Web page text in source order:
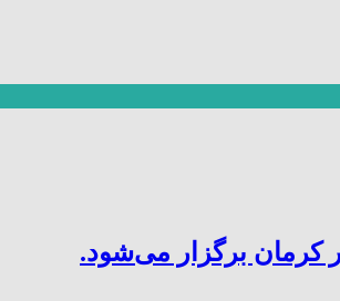
برگزار می‌شود.